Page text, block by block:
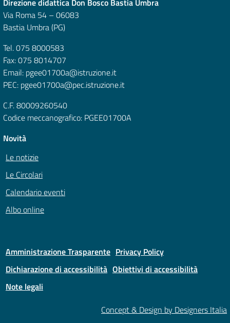
Direzione didattica Don Bosco Bastia Umbra
Via Roma 54 – 06083
Bastia Umbra (PG)
Tel. 075 8000583
Fax: 075 8014707
Email: pgee01700a@istruzione.it
PEC: pgee01700a@pec.istruzione.it
C.F. 80009260540
Codice meccanografico: PGEE01700A
Novità
Le notizie
Le Circolari
Calendario eventi
Albo online
Amministrazione Trasparente Privacy Policy
Dichiarazione di accessibilità Obiettivi di accessibilità
Note legali
Concept & Design by Designers Italia